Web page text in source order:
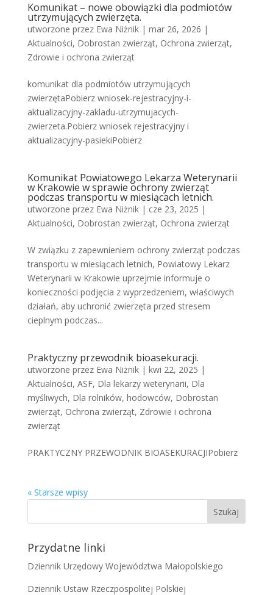
Komunikat – nowe obowiązki dla podmiotów
utrzymujących zwierzęta.
utworzone przez Ewa Niżnik| mar 26, 2026 |
Aktualności, Dobrostan zwierząt, Ochrona zwierząt,
Zdrowie i ochrona zwierząt
komunikat dla podmiotów utrzymujących
zwierzętaPobierz wniosek-rejestracyjny-i-
aktualizacyjny-zakladu-utrzymujacych-
zwierzeta.Pobierz wniosek rejestracyjny i
aktualizacyjny-pasiekiPobierz
Komunikat Powiatowego Lekarza Weterynarii
w Krakowie w sprawie ochrony zwierząt
podczas transportu w miesiącach letnich.
utworzone przez Ewa Niżnik| cze 23, 2025 |
Aktualności, Dobrostan zwierząt, Ochrona zwierząt
W związku z zapewnieniem ochrony zwierząt podczas
transportu w miesiącach letnich, Powiatowy Lekarz
Weterynarii w Krakowie uprzejmie informuje o
konieczności podjęcia z wyprzedzeniem, właściwych
działań, aby uchronić zwierzęta przed stresem
cieplnym podczas...
Praktyczny przewodnik bioasekuracji.
utworzone przez Ewa Niżnik| kwi 22, 2025 |
Aktualności, ASF, Dla lekarzy weterynarii, Dla
myśliwych, Dla rolników, hodowców, Dobrostan
zwierząt, Ochrona zwierząt, Zdrowie i ochrona
zwierząt
PRAKTYCZNY PRZEWODNIK BIOASEKURACJIPobierz
« Starsze wpisy
Przydatne linki
Dziennik Urzędowy Województwa Małopolskiego
Dziennik Ustaw Rzeczpospolitej Polskiej